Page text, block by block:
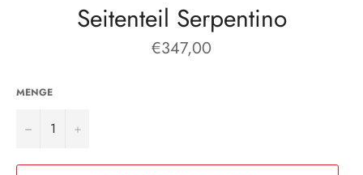
Seitenteil Serpentino
Normaler
Preis
€347,00
MENGE
− +